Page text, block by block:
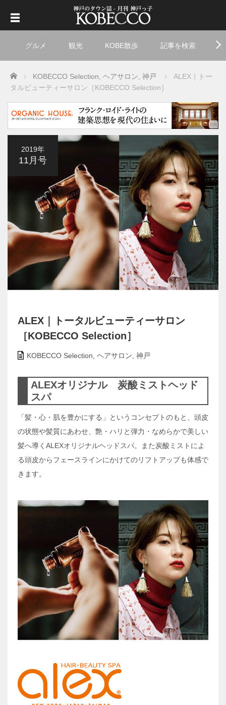
グルメ 観光 KOBE散歩 記事を検索
Home KOBECCO Selection ヘアサロン 神戸
ALEX｜トー
タルビューティーサロン［KOBECCO Selection］
2019年
11月号
ALEX｜トータルビューティーサロン
［KOBECCO Selection］
KOBECCO Selection ヘアサロン 神戸
ALEXオリジナル 炭酸ミストヘッド
スパ
「髪・心・肌を豊かにする」というコンセプトのもと、頭皮
の状態や髪質にあわせ、艶・ハリと弾力・なめらかで美しい
髪へ導くALEXオリジナルヘッドスパ。また炭酸ミストによ
る頭皮からフェースラインにかけてのリフトアップも体感で
きます。